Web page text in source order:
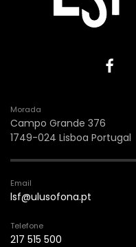
Morada
Campo Grande 376
1749-024 Lisboa Portugal
Email
lsf@ulusofona.pt
Telefone
217 515 500